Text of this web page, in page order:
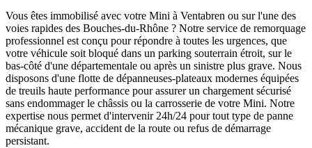
Vous êtes immobilisé avec votre Mini à Ventabren ou sur l'une des
voies rapides des Bouches-du-Rhône ? Notre service de remorquage
professionnel est conçu pour répondre à toutes les urgences, que
votre véhicule soit bloqué dans un parking souterrain étroit, sur le
bas-côté d'une départementale ou après un sinistre plus grave. Nous
disposons d'une flotte de dépanneuses-plateaux modernes équipées
de treuils haute performance pour assurer un chargement sécurisé
sans endommager le châssis ou la carrosserie de votre Mini. Notre
expertise nous permet d'intervenir 24h/24 pour tout type de panne
mécanique grave, accident de la route ou refus de démarrage
persistant.